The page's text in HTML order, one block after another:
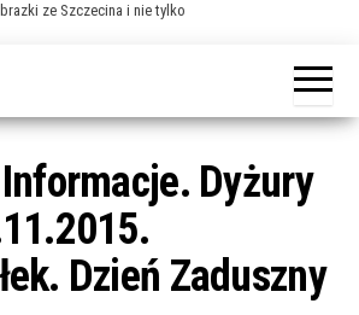
n
a
w
c
j
ze Szczecina i nie tylko
Dyżury
Dzień Zaduszny